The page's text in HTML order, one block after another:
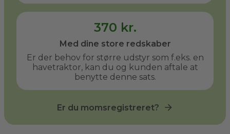
370 kr.
Med dine store redskaber
Er der behov for større udstyr som f.eks. en
havetraktor, kan du og kunden aftale at
benytte denne sats.
Er du momsregistreret?